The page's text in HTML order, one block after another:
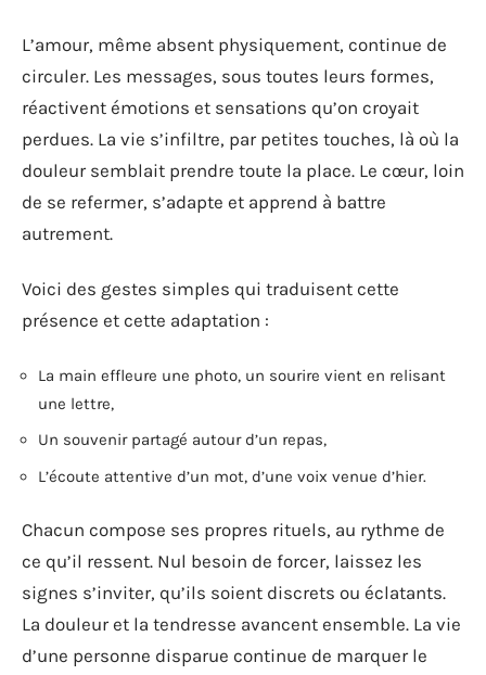
L’amour, même absent physiquement, continue de
circuler. Les messages, sous toutes leurs formes,
réactivent émotions et sensations qu’on croyait
perdues. La vie s’infiltre, par petites touches, là où la
douleur semblait prendre toute la place. Le cœur, loin
de se refermer, s’adapte et apprend à battre
autrement.
Voici des gestes simples qui traduisent cette
présence et cette adaptation :
La main effleure une photo, un sourire vient en relisant
une lettre,
Un souvenir partagé autour d’un repas,
L’écoute attentive d’un mot, d’une voix venue d’hier.
Chacun compose ses propres rituels, au rythme de
ce qu’il ressent. Nul besoin de forcer, laissez les
signes s’inviter, qu’ils soient discrets ou éclatants.
La douleur et la tendresse avancent ensemble. La vie
d’une personne disparue continue de marquer le